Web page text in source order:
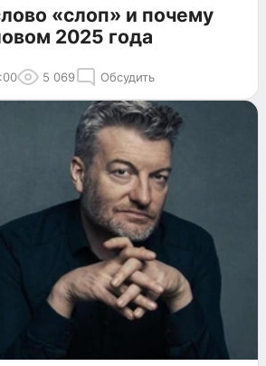
«слоп» и почему
2025 года
5 069 Обсудить